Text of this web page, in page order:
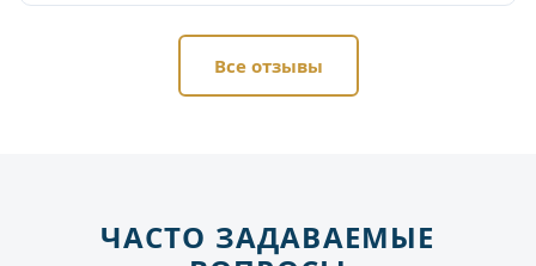
Все отзывы
ЧАСТО ЗАДАВАЕМЫЕ